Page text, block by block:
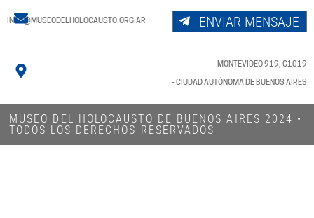
INFO@MUSEODELHOLOCAUSTO.ORG.AR ENVIAR MENSAJE
MONTEVIDEO 919, C1019
- CIUDAD AUTÓNOMA DE BUENOS AIRES
MUSEO DEL HOLOCAUSTO DE BUENOS AIRES 2024​ •
TODOS LOS DERECHOS RESERVADOS